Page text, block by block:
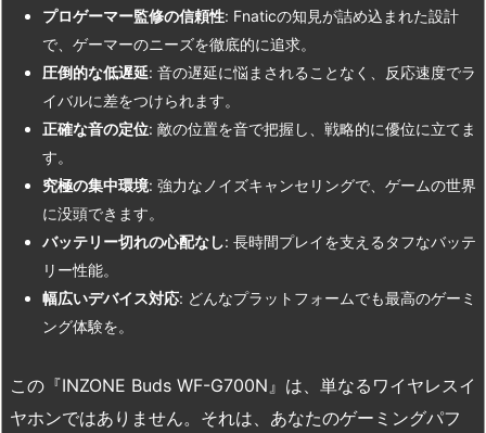
プロゲーマー監修の信頼性: Fnaticの知見が詰め込まれた設計
で、ゲーマーのニーズを徹底的に追求。
圧倒的な低遅延: 音の遅延に悩まされることなく、反応速度でラ
イバルに差をつけられます。
正確な音の定位: 敵の位置を音で把握し、戦略的に優位に立てま
す。
究極の集中環境: 強力なノイズキャンセリングで、ゲームの世界
に没頭できます。
バッテリー切れの心配なし: 長時間プレイを支えるタフなバッテ
リー性能。
幅広いデバイス対応: どんなプラットフォームでも最高のゲーミ
ング体験を。
この『INZONE Buds WF-G700N』は、単なるワイヤレスイ
ヤホンではありません。それは、あなたのゲーミングパフ